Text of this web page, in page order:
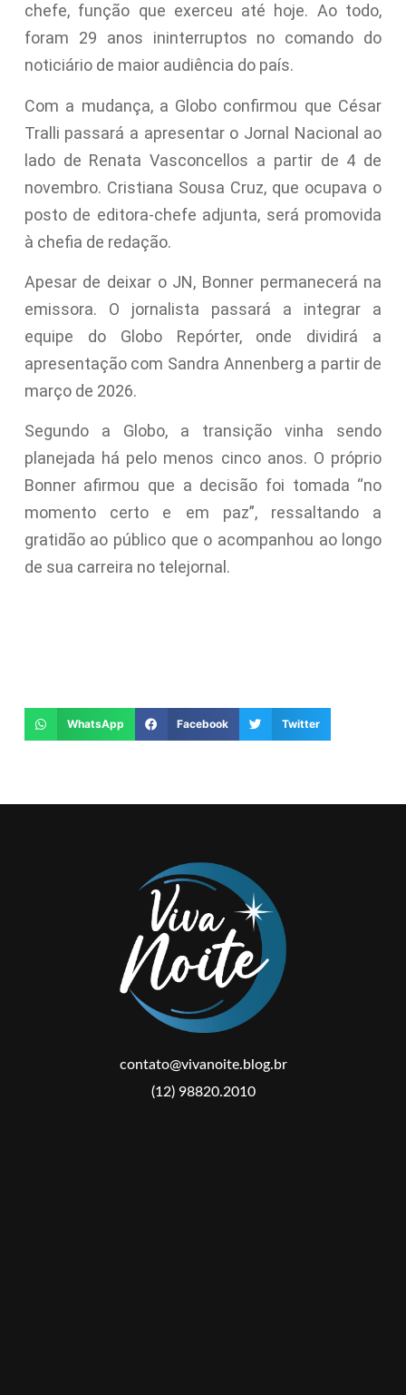
chefe, função que exerceu até hoje. Ao todo,
foram 29 anos ininterruptos no comando do
noticiário de maior audiência do país.
Com a mudança, a Globo confirmou que César
Tralli passará a apresentar o Jornal Nacional ao
lado de Renata Vasconcellos a partir de 4 de
novembro. Cristiana Sousa Cruz, que ocupava o
posto de editora-chefe adjunta, será promovida
à chefia de redação.
Apesar de deixar o JN, Bonner permanecerá na
emissora. O jornalista passará a integrar a
equipe do Globo Repórter, onde dividirá a
apresentação com Sandra Annenberg a partir de
março de 2026.
Segundo a Globo, a transição vinha sendo
planejada há pelo menos cinco anos. O próprio
Bonner afirmou que a decisão foi tomada “no
momento certo e em paz”, ressaltando a
gratidão ao público que o acompanhou ao longo
de sua carreira no telejornal.
WhatsApp Facebook Twitter
contato@vivanoite.blog.br
(12) 98820.2010